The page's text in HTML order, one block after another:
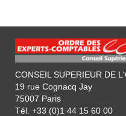
CONSEIL SUPERIEUR DE
19 rue Cognacq Jay
75007 Paris
Tél. +33 (0)1 44 15 60 00